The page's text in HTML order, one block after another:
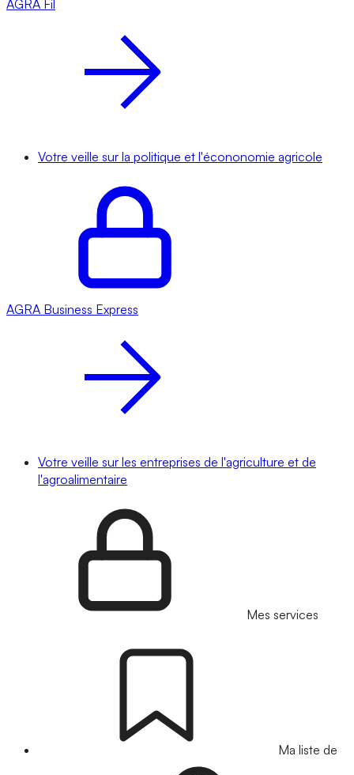
AGRA Fil
Votre veille sur la politique et l'écononomie agricole
AGRA Business Express
Votre veille sur les entreprises de l'agriculture et de
l'agroalimentaire
Mes services
Ma liste de